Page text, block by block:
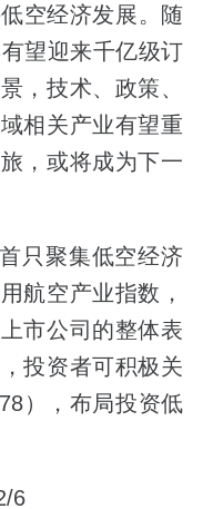
空经济发展。随
望迎来千亿级订
，技术、政策、
相关产业有望重
，或将成为下一
只聚集低空经济
航空产业指数，
市公司的整体表
投资者可积极关
），布局投资低
6